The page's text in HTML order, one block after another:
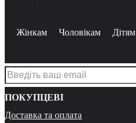
Жінкам Чоловікам Дітям
ПОКУПЦЕВІ
Доставка та оплата